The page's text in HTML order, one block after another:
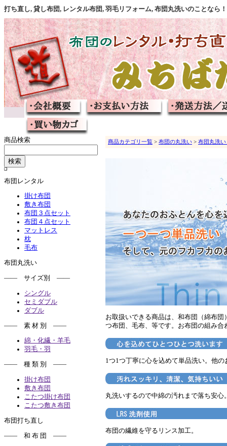
打ち直し, 貸し布団, レンタル布団, 羽毛リフォーム, 布団丸洗いのことな
商品検索
布団レンタル
掛け布団
敷き布団
布団３点セット
布団４点セット
マットレス
枕
毛布
布団丸洗い
―― サイズ別 ――
シングル
セミダブル
ダブル
―― 素 材 別 ――
綿・化繊・羊毛
羽毛・羽
―― 種 類 別 ――
掛け布団
敷き布団
こたつ掛け布団
こたつ敷き布団
布団打ち直し
―― 和 布 団 ――
商品カテゴリ一覧 > 布団の丸洗い > 布団丸洗
お取扱いできる商品は、和布団（綿布
つ布団、毛布、等です。お布団の組み合
1つ1つ丁寧に心を込めて単品洗い。他
丸洗いするので中綿の汚れまで落ち安心
布団の繊維を守るリンス加工。